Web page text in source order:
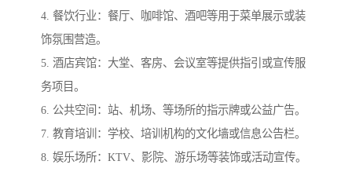
4. 餐饮行业：餐厅、咖啡馆、酒吧等用于菜单展示或装
饰氛围营造。
5. 酒店宾馆：大堂、客房、会议室等提供指引或宣传服
务项目。
6. 公共空间：站、机场、等场所的指示牌或公益广告。
7. 教育培训：学校、培训机构的文化墙或信息公告栏。
8. 娱乐场所：KTV、影院、游乐场等装饰或活动宣传。